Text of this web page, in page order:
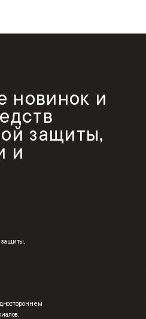
новинок и
защиты,
и
защиты,